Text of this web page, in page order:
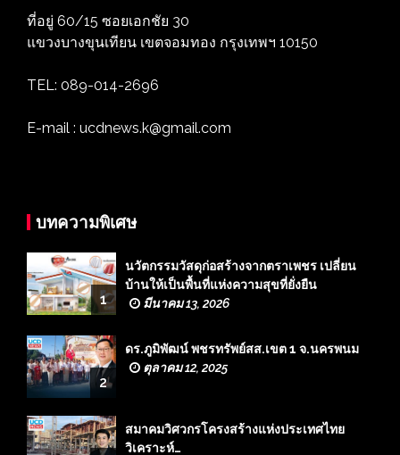
ที่อยู่ 60/15 ซอยเอกชัย 30
แขวงบางขุนเทียน เขตจอมทอง กรุงเทพฯ 10150
TEL: 089-014-2696
E-mail : ucdnews.k@gmail.com
บทความพิเศษ
1
นวัตกรรมวัสดุก่อสร้างจากตราเพชร เปลี่ยน
บ้านให้เป็นพื้นที่แห่งความสุขที่ยั่งยืน
มีนาคม 13, 2026
2
ดร.ภูมิพัฒน์ พชรทรัพย์สส.เขต 1 จ.นครพนม
ตุลาคม 12, 2025
สมาคมวิศวกรโครงสร้างแห่งประเทศไทย
วิเคราะห์…